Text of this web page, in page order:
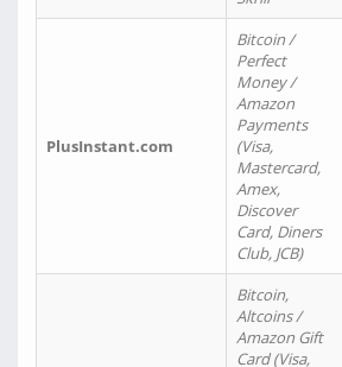
PlusInstant.com
Bitcoin /
Perfect
Money /
Amazon
Payments
(Visa,
Mastercard,
Amex,
Discover
Card, Diners
Club, JCB)
Bitcoin,
Altcoins /
Amazon Gift
Card (Visa,